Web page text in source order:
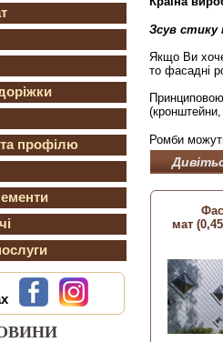
та профілю
Зсув стику
Якщо Ви
то фасадні
Ромби
мат